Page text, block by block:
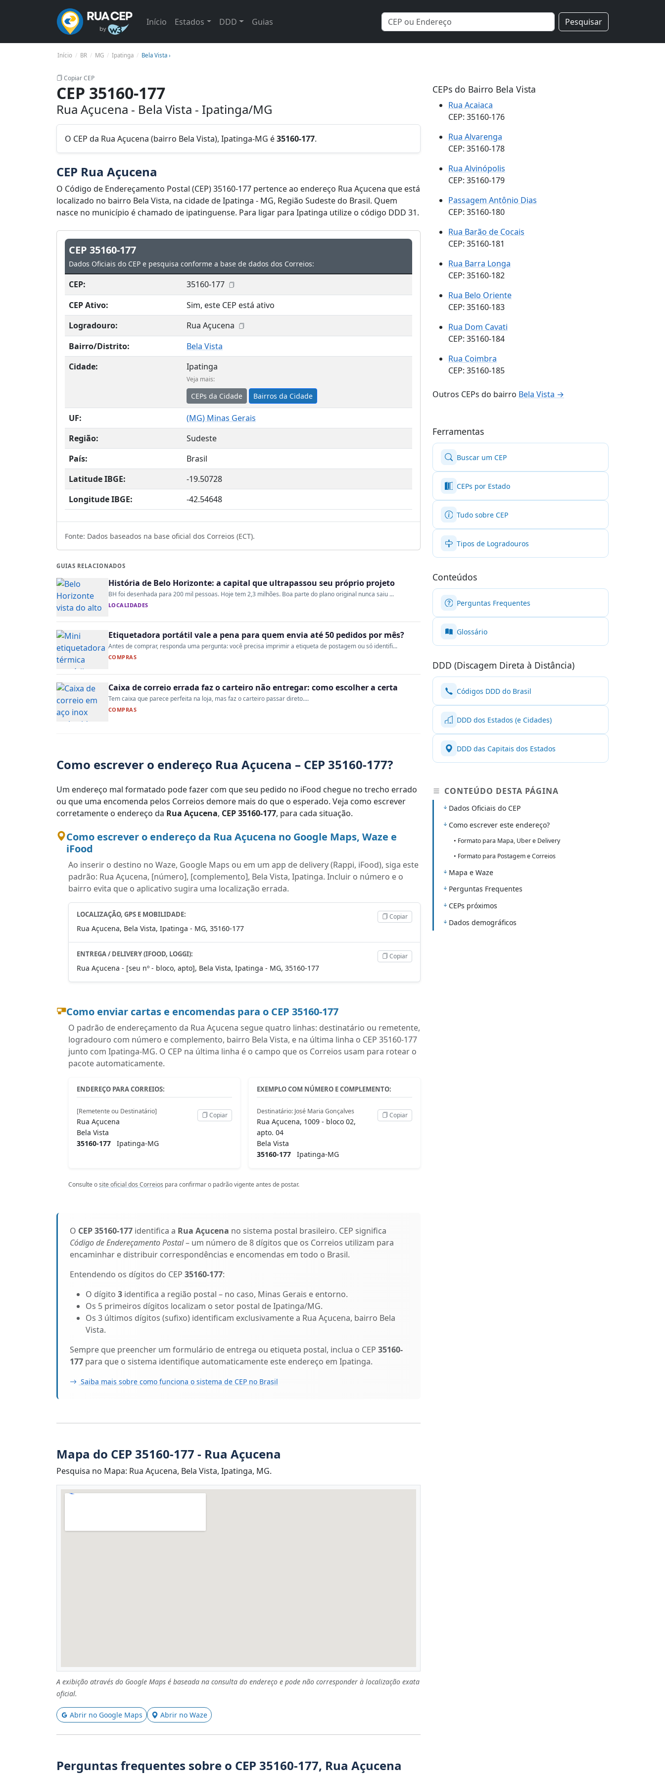
Início Estados DDD Guias Pesquisar
Início BR MG Ipatinga Bela Vista ›
Copiar CEP
CEP 35160-177
Rua Açucena - Bela Vista - Ipatinga/MG
O CEP da Rua Açucena (bairro Bela Vista), Ipatinga-MG é35160-177.
CEP Rua Açucena
O Código de Endereçamento Postal (CEP) 35160-177 pertence ao endereço Rua Açucena que está
localizado no bairro Bela Vista, na cidade de Ipatinga - MG, Região Sudeste do Brasil. Quem
nasce no município é chamado de ipatinguense. Para ligar para Ipatinga utilize o código DDD 31.
CEP 35160-177
Dados Oficiais do CEP e pesquisa conforme a base de dados dos Correios:
CEP:
35160-177
CEP Ativo:
Sim, este CEP está ativo
Logradouro:
Rua Açucena
Bairro/Distrito:
Bela Vista
Cidade:
Ipatinga
Veja mais:
CEPs da Cidade Bairros da Cidade
UF: (MG) Minas Gerais
Região:
Sudeste
País:
Brasil
Latitude IBGE:
-19.50728
Longitude IBGE:
-42.54648
Fonte: Dados baseados na base oficial dos Correios (ECT).
GUIAS RELACIONADOS
História de Belo Horizonte: a capital que ultrapassou seu próprio projeto
BH foi desenhada para 200 mil pessoas. Hoje tem 2,3 milhões. Boa parte do plano original nunca saiu ...
LOCALIDADES
Etiquetadora portátil vale a pena para quem envia até 50 pedidos por mês?
Antes de comprar, responda uma pergunta: você precisa imprimir a etiqueta de postagem ou só identifi...
COMPRAS
Caixa de correio errada faz o carteiro não entregar: como escolher a certa
Tem caixa que parece perfeita na loja, mas faz o carteiro passar direto....
COMPRAS
Como escrever o endereço Rua Açucena – CEP 35160-177?
Um endereço mal formatado pode fazer com que seu pedido no iFood chegue no trecho errado
ou que uma encomenda pelos Correios demore mais do que o esperado. Veja como escrever
corretamente o endereço da Rua Açucena, CEP 35160-177, para cada situação.
Como escrever o endereço da Rua Açucena no Google Maps, Waze e
iFood
Ao inserir o destino no Waze, Google Maps ou em um app de delivery (Rappi, iFood), siga este
padrão: Rua Açucena, [número], [complemento], Bela Vista, Ipatinga. Incluir o número e o
bairro evita que o aplicativo sugira uma localização errada.
LOCALIZAÇÃO, GPS E MOBILIDADE:
Rua Açucena, Bela Vista, Ipatinga - MG, 35160-177
Copiar
ENTREGA / DELIVERY (IFOOD, LOGGI):
Rua Açucena - [seu nº - bloco, apto], Bela Vista, Ipatinga - MG, 35160-177
Copiar
Como enviar cartas e encomendas para o CEP 35160-177
O padrão de endereçamento da Rua Açucena segue quatro linhas: destinatário ou remetente,
logradouro com número e complemento, bairro Bela Vista, e na última linha o CEP 35160-177
junto com Ipatinga-MG. O CEP na última linha é o campo que os Correios usam para rotear o
pacote automaticamente.
ENDEREÇO PARA CORREIOS:
[Remetente ou Destinatário]
Rua Açucena
Bela Vista
35160-177 Ipatinga-MG
Copiar
EXEMPLO COM NÚMERO E COMPLEMENTO:
Destinatário: José Maria Gonçalves
Rua Açucena, 1009 - bloco 02,
apto. 04
Bela Vista
35160-177 Ipatinga-MG
Copiar
Consulte osite oficial dos Correios para confirmar o padrão vigente antes de postar.
O CEP 35160-177 identifica a Rua Açucena no sistema postal brasileiro. CEP significa
Código de Endereçamento Postal– um número de 8 dígitos que os Correios utilizam para
encaminhar e distribuir correspondências e encomendas em todo o Brasil.
Entendendo os dígitos do CEP 35160-177:
O dígito 3 identifica a região postal – no caso, Minas Gerais e entorno.
Os 5 primeiros dígitos localizam o setor postal de Ipatinga/MG.
Os 3 últimos dígitos (sufixo) identificam exclusivamente a Rua Açucena, bairro Bela
Vista.
Sempre que preencher um formulário de entrega ou etiqueta postal, inclua o CEP 35160-
177 para que o sistema identifique automaticamente este endereço em Ipatinga.
Saiba mais sobre como funciona o sistema de CEP no Brasil
Mapa do CEP 35160-177 - Rua Açucena
Pesquisa no Mapa: Rua Açucena, Bela Vista, Ipatinga, MG.
A exibição através do Google Maps é baseada na consulta do endereço e pode não corresponder à localização exata
oficial.
Abrir no Google Maps Abrir no Waze
Perguntas frequentes sobre o CEP 35160-177, Rua Açucena
CEPs do Bairro Bela Vista
Rua Acaiaca
CEP: 35160-176
Rua Alvarenga
CEP: 35160-178
Rua Alvinópolis
CEP: 35160-179
Passagem Antônio Dias
CEP: 35160-180
Rua Barão de Cocais
CEP: 35160-181
Rua Barra Longa
CEP: 35160-182
Rua Belo Oriente
CEP: 35160-183
Rua Dom Cavati
CEP: 35160-184
Rua Coimbra
CEP: 35160-185
Outros CEPs do bairro Bela Vista →
Ferramentas
Buscar um CEP
CEPs por Estado
Tudo sobre CEP
Tipos de Logradouros
Conteúdos
Perguntas Frequentes
Glossário
DDD (Discagem Direta à Distância)
Códigos DDD do Brasil
DDD dos Estados (e Cidades)
DDD das Capitais dos Estados
CONTEÚDO DESTA PÁGINA
Dados Oficiais do CEP
Como escrever este endereço?
• Formato para Mapa, Uber e Delivery
• Formato para Postagem e Correios
Mapa e Waze
Perguntas Frequentes
CEPs próximos
Dados demográficos